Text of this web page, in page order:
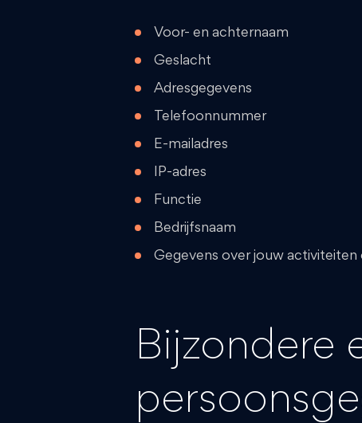
Voor- en achternaam
Geslacht
Adresgegevens
Telefoonnummer
E-mailadres
IP-adres
Functie
Bedrijfsnaam
Gegevens over jouw
Bijzondere